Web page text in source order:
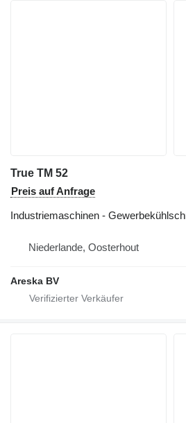
True TM 52
Preis auf Anfrage
Industriemaschinen -
Niederlande, Oosterhout
Areska BV